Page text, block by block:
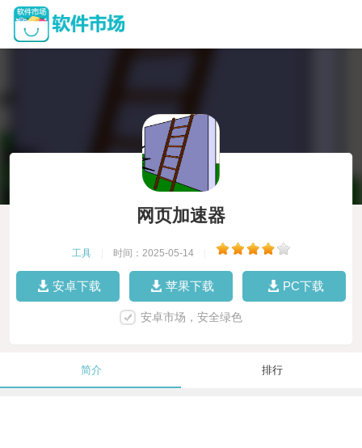
网页加速器
工具 时间：2025-05-14
安卓下载 苹果下载 PC下载
安卓市场，安全绿色
简介 排行